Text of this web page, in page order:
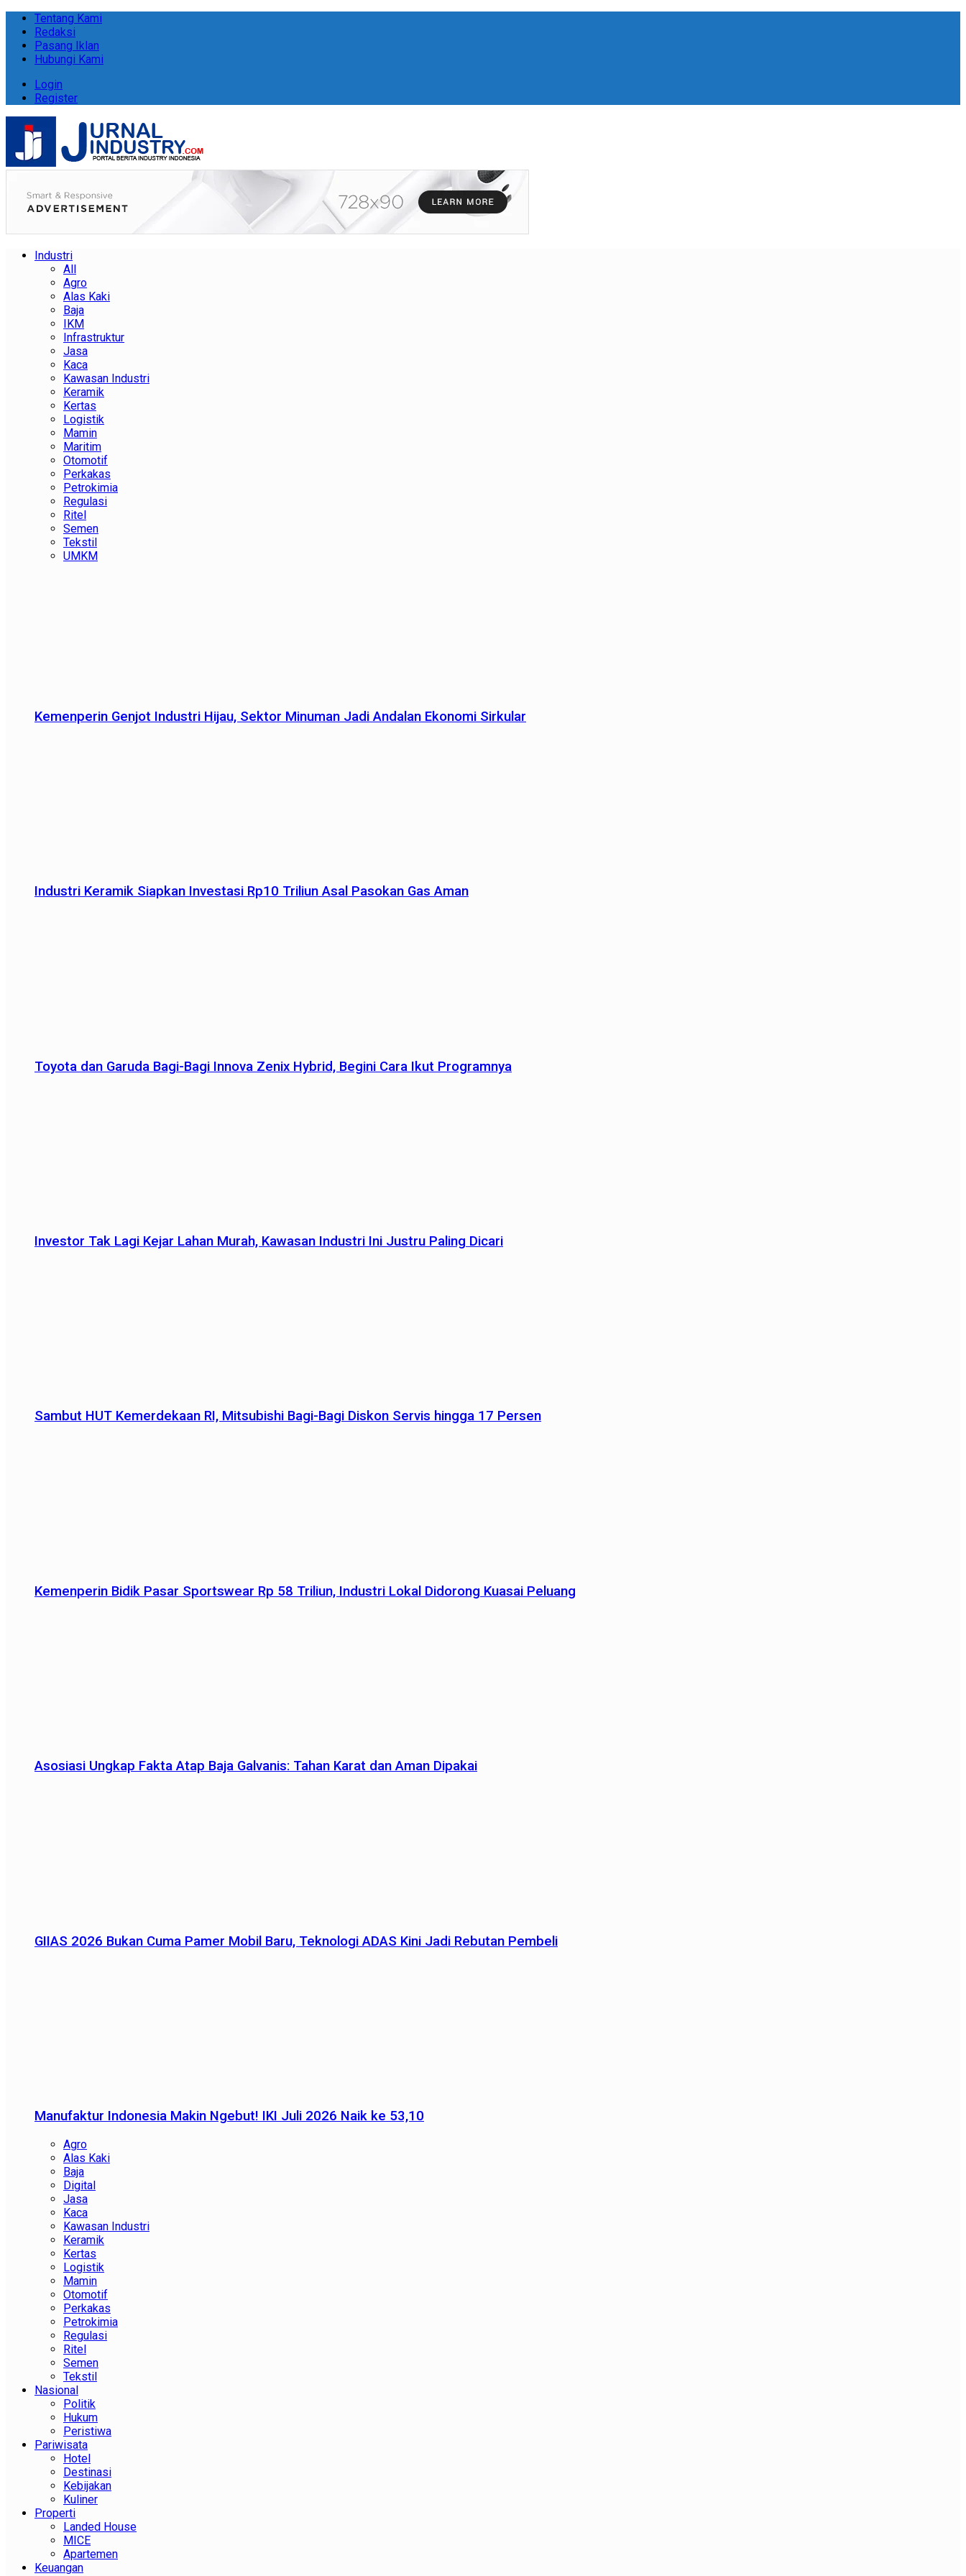
Tentang Kami
Redaksi
Pasang Iklan
Hubungi Kami
Login
Register
Industri
All
Agro
Alas Kaki
Baja
IKM
Infrastruktur
Jasa
Kaca
Kawasan Industri
Keramik
Kertas
Logistik
Mamin
Maritim
Otomotif
Perkakas
Petrokimia
Regulasi
Ritel
Semen
Tekstil
UMKM
Kemenperin Genjot Industri Hijau, Sektor Minuman Jadi Andalan Ekonomi Sirkular
Industri Keramik Siapkan Investasi Rp10 Triliun Asal Pasokan Gas Aman
Toyota dan Garuda Bagi-Bagi Innova Zenix Hybrid, Begini Cara Ikut Programnya
Investor Tak Lagi Kejar Lahan Murah, Kawasan Industri Ini Justru Paling Dicari
Sambut HUT Kemerdekaan RI, Mitsubishi Bagi-Bagi Diskon Servis hingga 17 Persen
Kemenperin Bidik Pasar Sportswear Rp 58 Triliun, Industri Lokal Didorong Kuasai Peluang
Asosiasi Ungkap Fakta Atap Baja Galvanis: Tahan Karat dan Aman Dipakai
GIIAS 2026 Bukan Cuma Pamer Mobil Baru, Teknologi ADAS Kini Jadi Rebutan Pembeli
Manufaktur Indonesia Makin Ngebut! IKI Juli 2026 Naik ke 53,10
Agro
Alas Kaki
Baja
Digital
Jasa
Kaca
Kawasan Industri
Keramik
Kertas
Logistik
Mamin
Otomotif
Perkakas
Petrokimia
Regulasi
Ritel
Semen
Tekstil
Nasional
Politik
Hukum
Peristiwa
Pariwisata
Hotel
Destinasi
Kebijakan
Kuliner
Properti
Landed House
MICE
Apartemen
Keuangan